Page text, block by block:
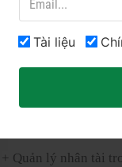
+ Chuỗi cung ứng
+ Quản lý nhân tài
Tài liệu